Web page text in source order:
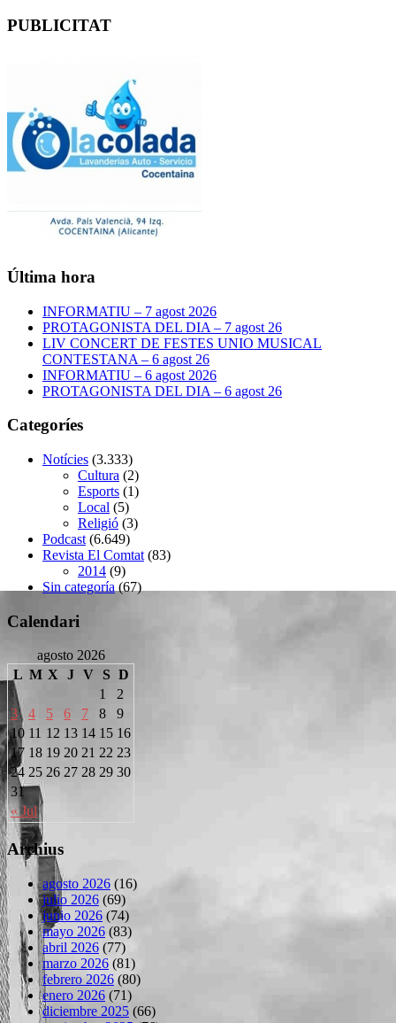
PUBLICITAT
Última hora
INFORMATIU – 7 agost 2026
PROTAGONISTA DEL DIA – 7 agost 26
LIV CONCERT DE FESTES UNIO MUSICAL
CONTESTANA – 6 agost 26
INFORMATIU – 6 agost 2026
PROTAGONISTA DEL DIA – 6 agost 26
Categoríes
Notícies (3.333)
Cultura (2)
Esports (1)
Local (5)
Religió (3)
Podcast (6.649)
Revista El Comtat (83)
2014 (9)
Sin categoría (67)
Calendari
agosto 2026
L M X J V S D
« Jul
1
2
3
4 5 6 7 8
9
10 11 12 13 14 15 16
17 18 19 20 21 22 23
24 25 26 27 28 29 30
31
Archius
agosto 2026 (16)
julio 2026 (69)
junio 2026 (74)
mayo 2026 (83)
abril 2026 (77)
marzo 2026 (81)
febrero 2026 (80)
enero 2026 (71)
diciembre 2025 (66)